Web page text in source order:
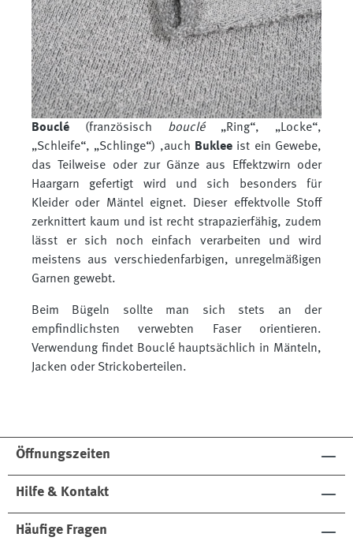
Bouclé (französisch bouclé„Ring“, „Locke“,
„Schleife“, „Schlinge“) ,auch Buklee ist ein Gewebe,
das Teilweise oder zur Gänze aus Effektzwirn oder
Haargarn gefertigt wird und sich besonders für
Kleider oder Mäntel eignet. Dieser effektvolle Stoff
zerknittert kaum und ist recht strapazierfähig, zudem
lässt er sich noch einfach verarbeiten und wird
meistens aus verschiedenfarbigen, unregelmäßigen
Garnen gewebt.
Beim Bügeln sollte man sich stets an der
empfindlichsten verwebten Faser orientieren.
Verwendung findet Bouclé hauptsächlich in Mänteln,
Jacken oder Strickoberteilen.
Öffnungszeiten
Hilfe & Kontakt
Häufige Fragen